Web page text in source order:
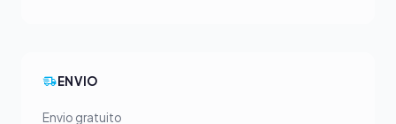
ENVIO
Envio gratuito